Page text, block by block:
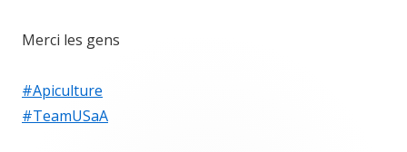
Merci les gens
#Apiculture
#TeamUSaA